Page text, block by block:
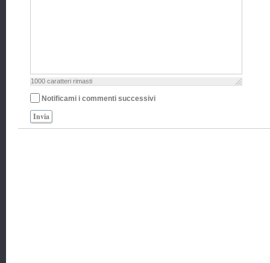
1000 caratteri rimasti
Notificami i commenti successivi
Invia